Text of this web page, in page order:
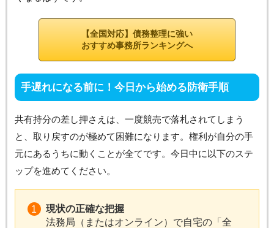
【全国対応】債務整理に強い
おすすめ事務所ランキングへ
手遅れになる前に！今日から始める防衛手順
共有持分の差し押さえは、一度競売で落札されてしまう
と、取り戻すのが極めて困難になります。権利が自分の手
元にあるうちに動くことが全てです。今日中に以下のステ
ップを進めてください。
現状の正確な把握
法務局（またはオンライン）で自宅の「全